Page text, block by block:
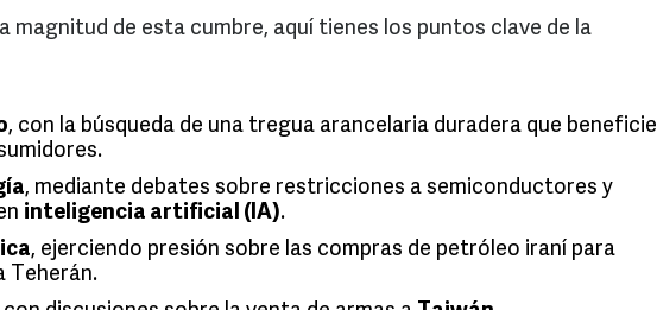
magnitud de esta cumbre, aquí tienes los puntos clave de la
, con la búsqueda de una tregua arancelaria duradera que beneficie
, mediante debates sobre restricciones a semiconductores y
inteligencia artificial (IA).
, ejerciendo presión sobre las compras de petróleo iraní para
Teherán.